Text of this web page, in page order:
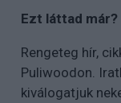
Ezt láttad már?
Rengeteg hír,
Puliwoodon.
kiválogatjuk